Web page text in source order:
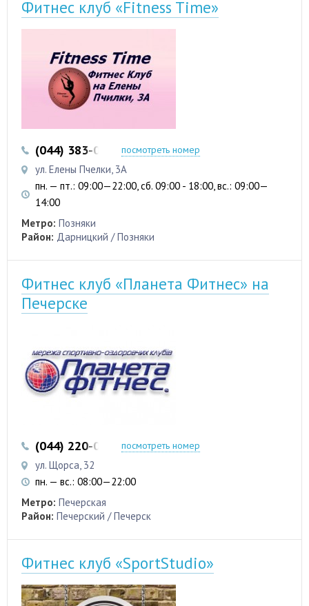
Фитнес клуб «Fitness Time»
(044) 383-06-96посмотреть номер
ул. Елены Пчелки, 3А
пн. — пт.: 09:00—22:00, сб. 09:00 - 18:00, вс.: 09:00—
14:00
Метро: Позняки
Район: Дарницкий / Позняки
Фитнес клуб «Планета Фитнес» на
Печерске
(044) 220-00-20посмотреть номер
ул. Щорса, 32
пн. — вс.: 08:00—22:00
Метро: Печерская
Район: Печерский / Печерск
Фитнес клуб «SportStudio»